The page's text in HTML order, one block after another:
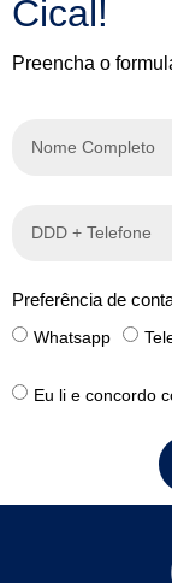
Cical!
Preencha o
Preferência de
Whatsapp
Eu li e concordo